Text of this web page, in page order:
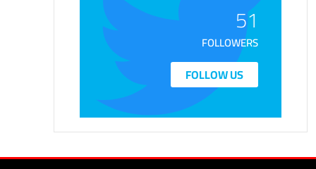
51
FOLLOWERS
FOLLOW US